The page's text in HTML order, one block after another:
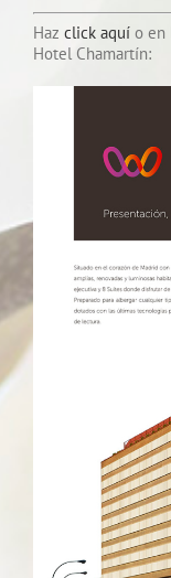
Haz click aquí o en
Hotel Chamartín: